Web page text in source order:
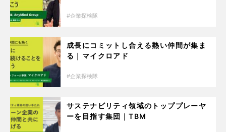
企業探検隊
成長にコミットし合える熱い仲間が集ま
る｜マイクロアド
企業探検隊
サステナビリティ領域のトッププレーヤ
ーを目指す集団｜TBM